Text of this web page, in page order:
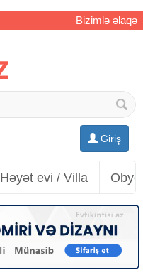
Bizimlə əlaqə
Giriş
Həyət evi / Villa